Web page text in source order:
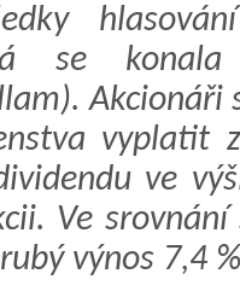
se
Akcionáři
vyplatit
ve
Ve
výnos 7,4